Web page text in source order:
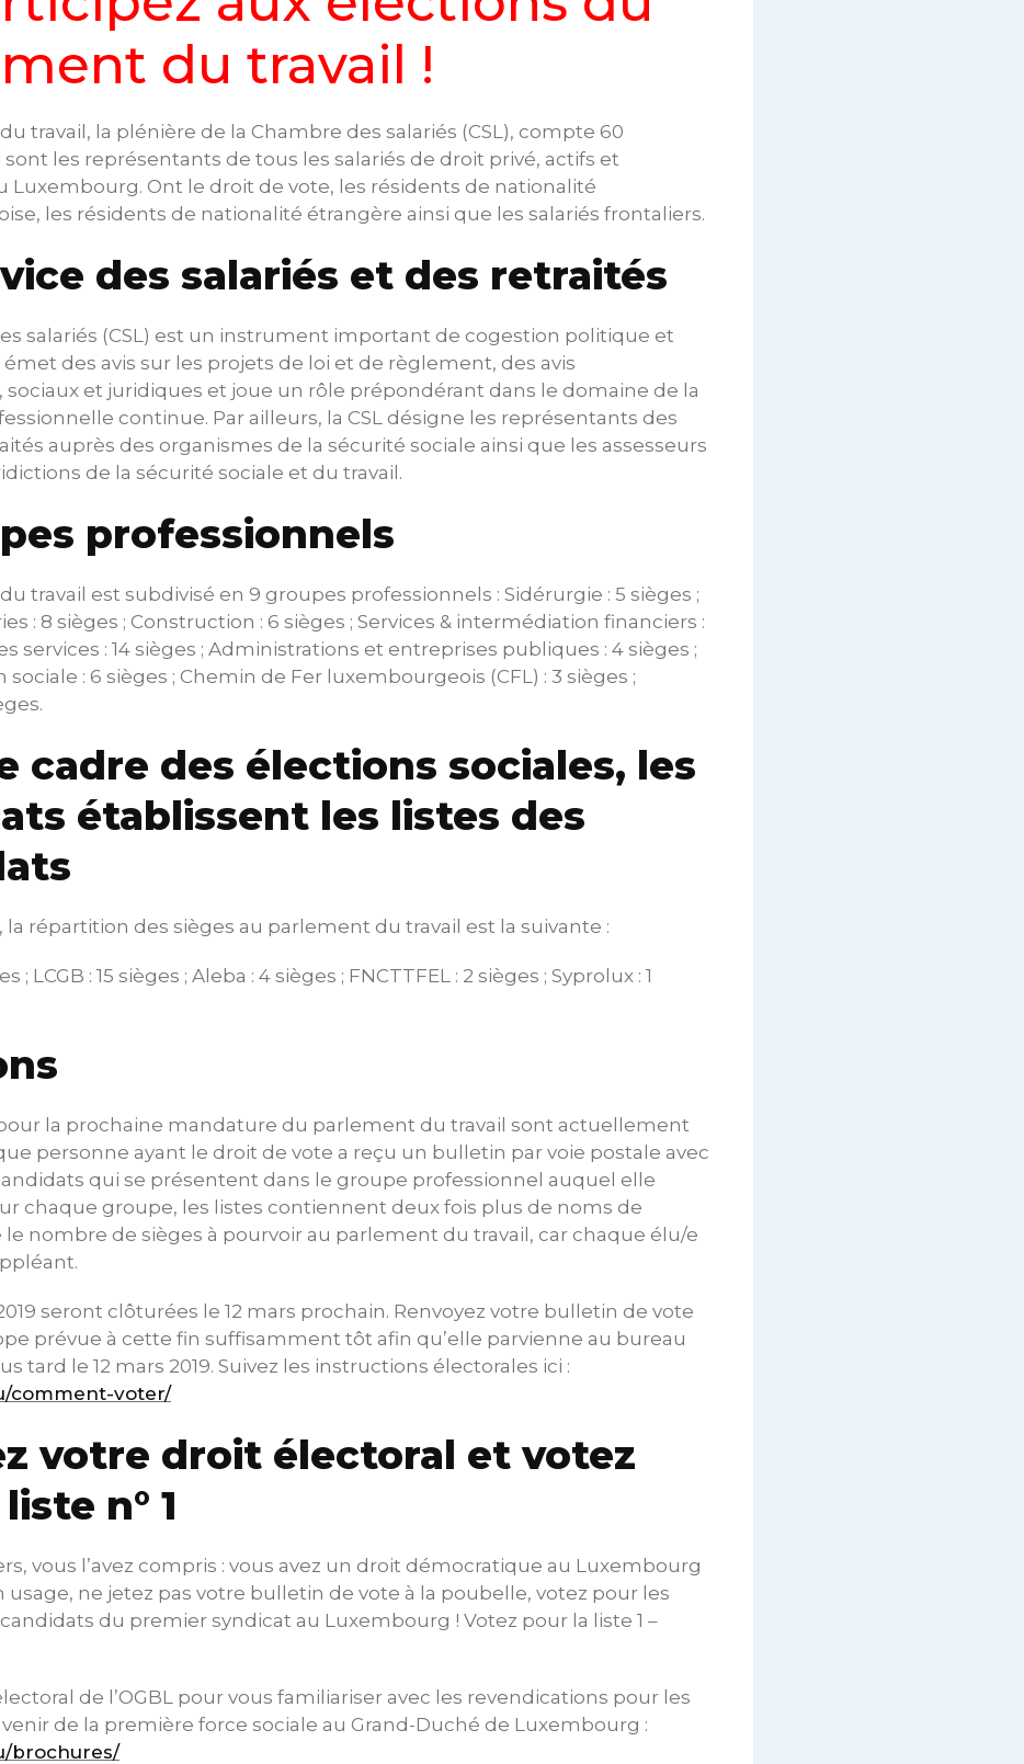
du travail !
travail, la plénière de la Chambre des salariés (CSL), compte 60
les représentants de tous les salariés de droit privé, actifs et
Luxembourg. Ont le droit de vote, les résidents de nationalité
les résidents de nationalité étrangère ainsi que les salariés frontaliers.
des salariés et des retraités
salariés (CSL) est un instrument important de cogestion politique et
émet des avis sur les projets de loi et de règlement, des avis
et juridiques et joue un rôle prépondérant dans le domaine de la
continue. Par ailleurs, la CSL désigne les représentants des
auprès des organismes de la sécurité sociale ainsi que les assesseurs
de la sécurité sociale et du travail.
professionnels
travail est subdivisé en 9 groupes professionnels : Sidérurgie : 5 sièges ;
: 8 sièges ; Construction : 6 sièges ; Services & intermédiation financiers :
services : 14 sièges ; Administrations et entreprises publiques : 4 sièges ;
sociale : 6 sièges ; Chemin de Fer luxembourgeois (CFL) : 3 sièges ;
cadre des élections sociales, les
établissent les listes des
répartition des sièges au parlement du travail est la suivante :
; LCGB : 15 sièges ; Aleba : 4 sièges ; FNCTTFEL : 2 sièges ; Syprolux : 1
la prochaine mandature du parlement du travail sont actuellement
personne ayant le droit de vote a reçu un bulletin par voie postale avec
qui se présentent dans le groupe professionnel auquel elle
chaque groupe, les listes contiennent deux fois plus de noms de
nombre de sièges à pourvoir au parlement du travail, car chaque élu/e
seront clôturées le 12 mars prochain. Renvoyez votre bulletin de vote
prévue à cette fin suffisamment tôt afin qu’elle parvienne au bureau
tard le 12 mars 2019. Suivez les instructions électorales ici :
comment-voter/
votre droit électoral et votez
n° 1
vous l’avez compris : vous avez un droit démocratique au Luxembourg
usage, ne jetez pas votre bulletin de vote à la poubelle, votez pour les
du premier syndicat au Luxembourg ! Votez pour la liste 1 –
de l’OGBL pour vous familiariser avec les revendications pour les
de la première force sociale au Grand-Duché de Luxembourg :
brochures/